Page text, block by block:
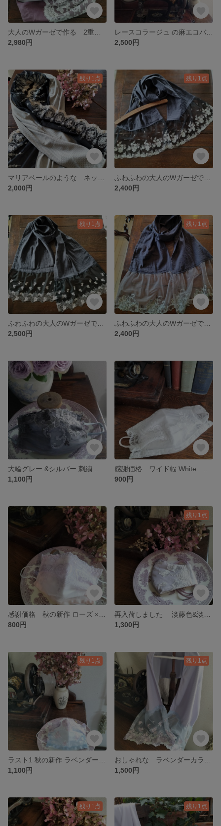
2,980円
2,500円
残り1点
2,000円
残り1点
2,400円
残り1点
2,500円
残り1点
2,400円
1,100円
900円
800円
残り1点
1,300円
残り1点
1,100円
残り1点
1,500円
残り1点 残り1点